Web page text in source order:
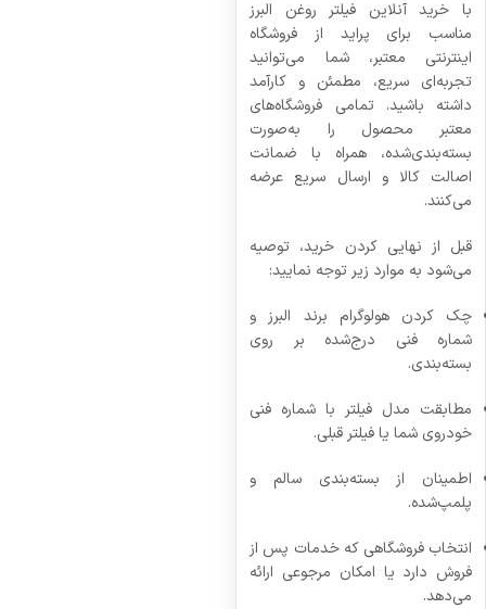
با خرید آنلاین فیلتر روغن البرز
مناسب برای پراید از فروشگاه
اینترنتی معتبر، شما می‌توانید
تجربه‌ای سریع، مطمئن و کارآمد
داشته باشید. تمامی فروشگاه‌های
معتبر محصول را به‌صورت
بسته‌بندی‌شده، همراه با ضمانت
اصالت کالا و ارسال سریع عرضه
می‌کنند.
قبل از نهایی کردن خرید، توصیه
می‌شود به موارد زیر توجه نمایید:
چک کردن هولوگرام برند البرز و
شماره فنی درج‌شده بر روی
بسته‌بندی.
مطابقت مدل فیلتر با شماره فنی
خودروی شما یا فیلتر قبلی.
اطمینان از بسته‌بندی سالم و
پلمپ‌شده.
انتخاب فروشگاهی که خدمات پس از
فروش دارد یا امکان مرجوعی ارائه
می‌دهد.